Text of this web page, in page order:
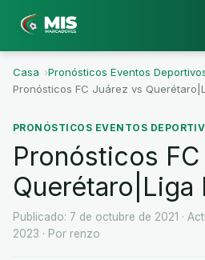
Casa ›Pronósticos Eventos
Pronósticos FC Juárez vs
PRONÓSTICOS EVENTOS
Pronósticos
Querétaro|Liga
Publicado: 7 de octubre de 2021 ·
2023 · Por renzo